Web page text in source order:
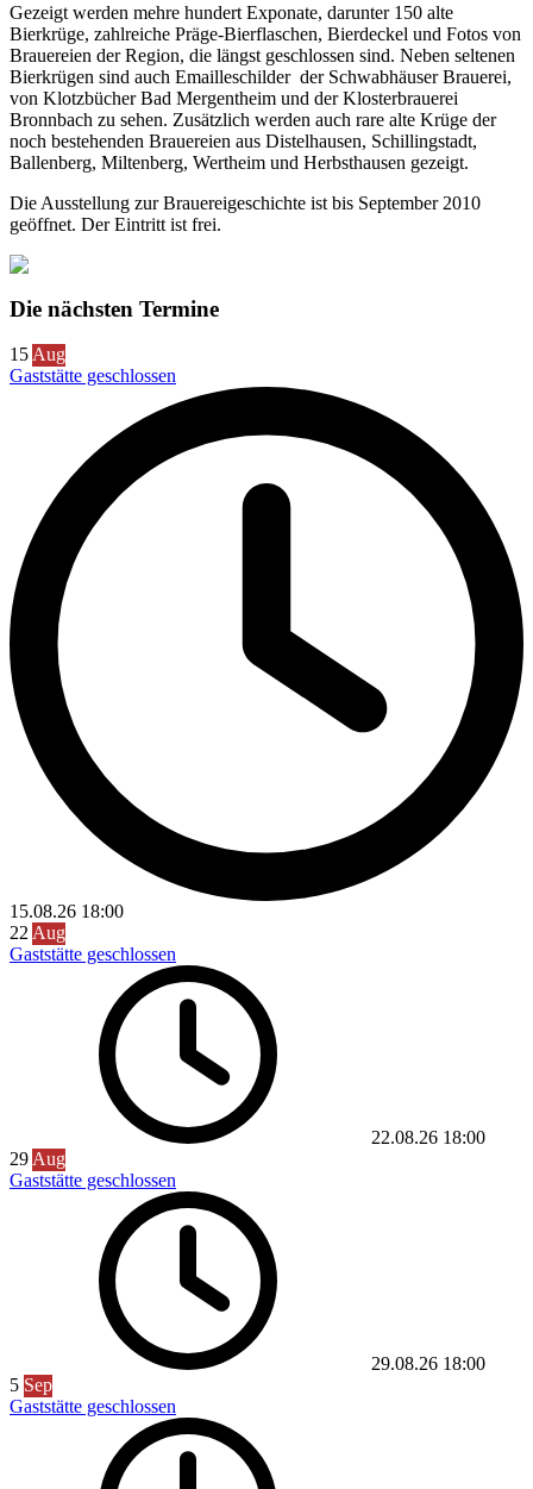
Gezeigt werden mehre hundert Exponate, darunter 150 alte
Bierkrüge, zahlreiche Präge-Bierflaschen, Bierdeckel und Fotos von
Brauereien der Region, die längst geschlossen sind. Neben seltenen
Bierkrügen sind auch Emailleschilder der Schwabhäuser Brauerei,
von Klotzbücher Bad Mergentheim und der Klosterbrauerei
Bronnbach zu sehen. Zusätzlich werden auch rare alte Krüge der
noch bestehenden Brauereien aus Distelhausen, Schillingstadt,
Ballenberg, Miltenberg, Wertheim und Herbsthausen gezeigt.
Die Ausstellung zur Brauereigeschichte ist bis September 2010
geöffnet. Der Eintritt ist frei.
Die nächsten Termine
15Aug
Gaststätte geschlossen
15.08.26 18:00
22Aug
Gaststätte geschlossen
22.08.26 18:00
29Aug
Gaststätte geschlossen
29.08.26 18:00
5 Sep
Gaststätte geschlossen